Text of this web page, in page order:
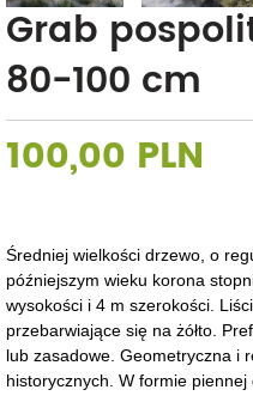
Grab
80-100 cm
100,00 PLN
Średniej wielkości drzewo, o
późniejszym wieku korona
wysokości i 4 m szerokości.
przebarwiające się na żółto.
lub zasadowe. Geometryczna i
historycznych. W formie piennej